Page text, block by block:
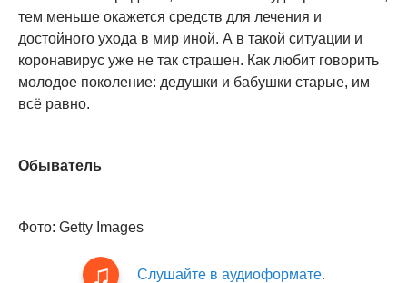
тем меньше окажется средств для лечения и
достойного ухода в мир иной. А в такой ситуации и
коронавирус уже не так страшен. Как любит говорить
молодое поколение: дедушки и бабушки старые, им
всё равно.
Обыватель
Фото: Getty Images
Слушайте в аудиоформате.